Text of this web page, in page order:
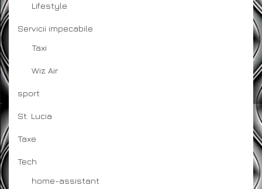
Lifestyle
Servicii impecabile
Taxi
Wiz Air
sport
St. Lucia
Taxe
Tech
home-assistant